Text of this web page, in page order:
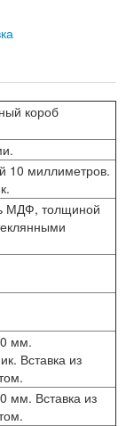
короб
10 миллиметров.
МДФ, толщиной
мм.
Вставка из
мм. Вставка из